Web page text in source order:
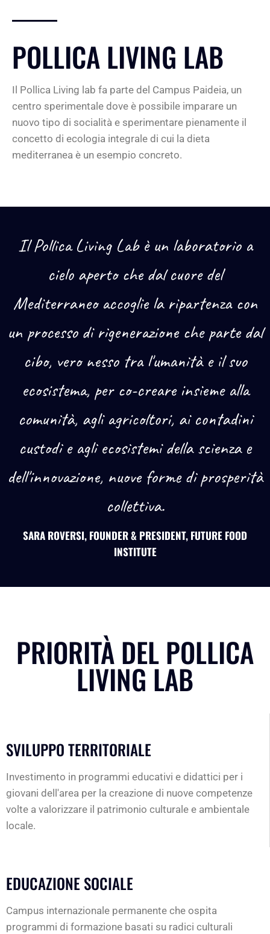
POLLICA LIVING LAB
Il Pollica Living lab fa parte del Campus Paideia, un
centro sperimentale dove è possibile imparare un
nuovo tipo di socialità e sperimentare pienamente il
concetto di ecologia integrale di cui la dieta
mediterranea è un esempio concreto.
Il Pollica Living Lab è un laboratorio a
cielo aperto che dal cuore del
Mediterraneo accoglie la ripartenza con
un processo di rigenerazione che parte dal
cibo, vero nesso tra l'umanità e il suo
ecosistema, per co-creare insieme alla
comunità, agli agricoltori, ai contadini
custodi e agli ecosistemi della scienza e
dell'innovazione, nuove forme di prosperità
collettiva.
SARA ROVERSI, FOUNDER & PRESIDENT, FUTURE FOOD
INSTITUTE
PRIORITÀ DEL POLLICA
LIVING LAB
SVILUPPO TERRITORIALE
Investimento in programmi educativi e didattici per i
giovani dell'area per la creazione di nuove competenze
volte a valorizzare il patrimonio culturale e ambientale
locale.
EDUCAZIONE SOCIALE
Campus internazionale permanente che ospita
programmi di formazione basati su radici culturali